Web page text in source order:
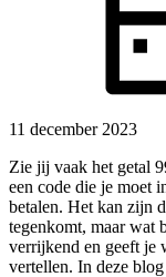
11 december 2023
Zie jij vaak het getal
een code die je moet
betalen. Het kan zijn
tegenkomt, maar wat
verrijkend en geeft je
vertellen. In deze